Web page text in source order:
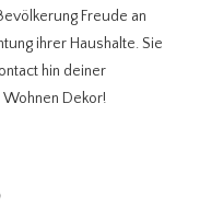
Freude an
ihrer Haushalte. Sie
hin deiner
Dekor!